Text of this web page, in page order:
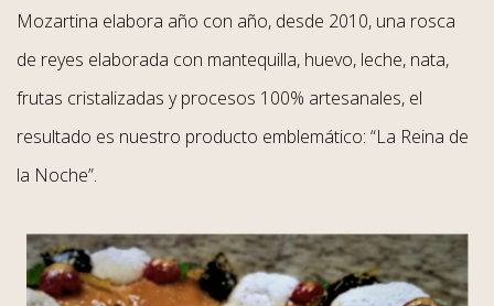
Mozartina elabora año con año, desde 2010, una rosca
de reyes elaborada con mantequilla, huevo, leche, nata,
frutas cristalizadas y procesos 100% artesanales, el
resultado es nuestro producto emblemático: “La Reina de
la Noche”.